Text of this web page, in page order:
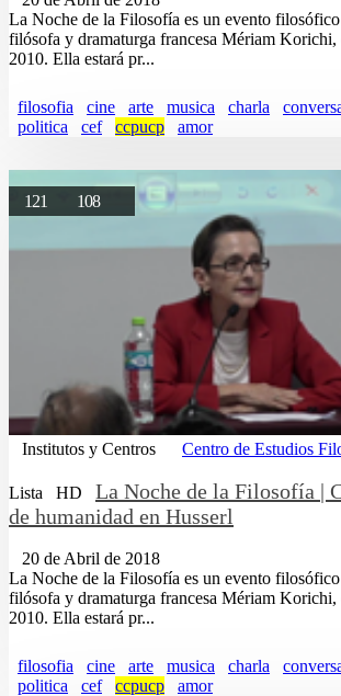
La Noche de la Filosofía es un evento
filósofa y dramaturga francesa Mériam Korichi,
2010. Ella estará pr...
filosofia cine arte musica charla
politica
cef ccpucp amor
121 108
Institutos y Centros Centro de Estudios
Lista HD
La Noche de la Filosofía |
de humanidad en Husserl
20 de Abril de 2018
La Noche de la Filosofía es un evento
filósofa y dramaturga francesa Mériam Korichi,
2010. Ella estará pr...
filosofia cine arte musica charla
politica
cef ccpucp amor